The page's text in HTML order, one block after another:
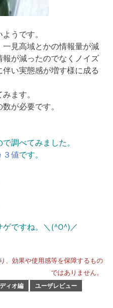
うです。
見高域とかの情報量が減
が減ったのでなくノイズ
い実態感が増す様に成る
ます。
が必要です。
調べてみました。
３値です。
ですね。＼(^O^)／
、効果や使用感等を保障するもの
ではありません。
ィオ編
ユーザレビュー